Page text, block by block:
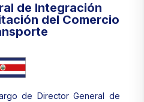
de Integración
del Comercio
de Director General de